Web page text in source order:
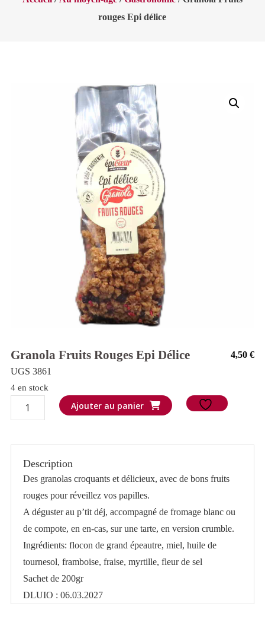
rouges Epi délice
Granola Fruits Rouges Epi Délice 4,50€
UGS 3861
4 en stock
quantité
de
rouges
Ajouter au panier
Description
Des granolas croquants et délicieux, avec de bons fruits
rouges pour réveillez vos papilles.
A déguster au p’tit déj, accompagné de fromage blanc ou
de compote, en en-cas, sur une tarte, en version crumble.
Ingrédients: flocon de grand épeautre, miel, huile de
tournesol, framboise, fraise, myrtille, fleur de sel
Sachet de 200gr
DLUIO : 06.03.2027